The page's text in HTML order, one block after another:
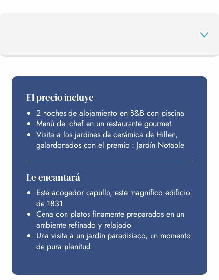
ALOJAMIENTO
El precio incluye
2 noches de alojamiento en B&B con piscina
Menú del chef en un restaurante gourmet
Visita a los jardines de cerámica de Hillen,
galardonados con el premio : Jardín Notable
Le encantará
Este acogedor capullo, este magnífico edificio
de 1831
Cena con platos finamente preparados en un
ambiente refinado y relajado
Una visita a un jardín paradisíaco, un momento
de pura plenitud